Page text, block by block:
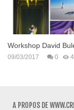
Workshop David
09/03/2017 0
A PROPOS DE